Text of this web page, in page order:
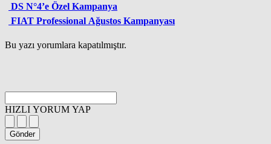
DS N°4’e Özel Kampanya
FIAT Professional Ağustos Kampanyası
Bu yazı yorumlara kapatılmıştır.
HIZLI YORUM YAP
Gönder